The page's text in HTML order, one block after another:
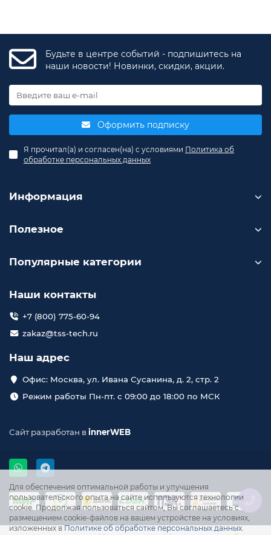
Для обеспечения оптимальной работы и улучшения
пользовательского опыта на сайте используются технологии
cookie. Продолжая пользоваться сайтом, Вы соглашаетесь с
размещением cookie-файлов на вашем устройстве на условиях,
изложенных вПолитике об обработке персональных данных.
Будьте в центре событий - подпишитесь на
наши новости! Новинки, скидки, акции.
Оформить подписку
Я прочитал(а) и согласен(на) с условиями Политика об
обработке персональных данных
Информация
Полезное
Популярные категории
Наши контакты
+7 (800) 775-60-94
zakaz@tss-tech.ru
Наш адрес
Офис: Москва, ул. Ивана Сусанина, д. 2, стр. 2
Режим работы Пн-пт. с 09:00 до 18:00 по МСК
Сайт разработан вinnerWEB